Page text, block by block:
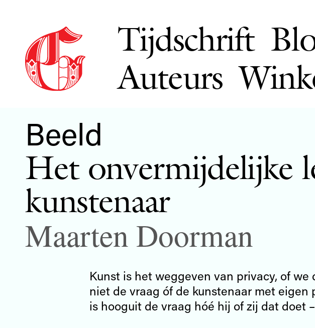
Tijdschrift
Auteurs
Beeld
Het onvermijdelijke
kunstenaar
Maarten Doorman
Kunst is het weggeven van privacy, of
niet de vraag óf de kunstenaar met
is hooguit de vraag hóé hij of zij dat doet